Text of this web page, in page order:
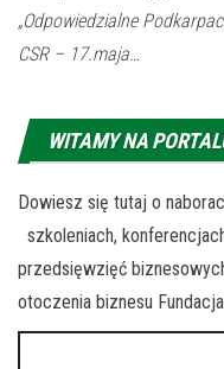
„Odpowiedzialne
CSR – 17.maja…
WITAMY NA
Dowiesz się tutaj o
szkoleniach,
przedsięwzięć
otoczenia biznesu